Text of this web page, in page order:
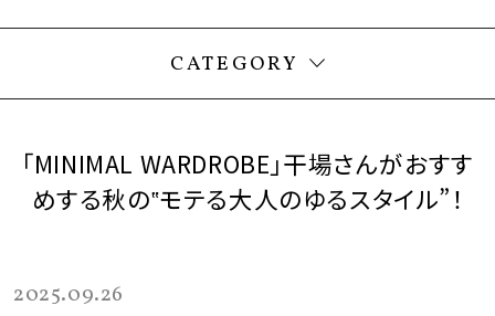
CATEGORY
NEWS
「MINIMAL WARDROBE」干場さんがおすす
めする秋の‟モテる大人のゆるスタイル”！
2025.09.26